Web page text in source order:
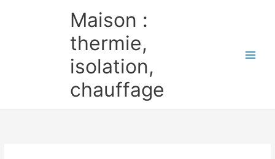
Maison :
thermie,
isolation,
chauffage